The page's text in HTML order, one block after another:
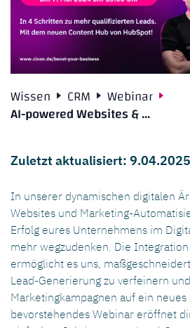
Wissen CRM Webinar
AI-powered Websites & ...
Zuletzt aktualisiert: 9.04.2025
In unserer dynamischen digitalen
Websites und Marketing-
Erfolg eures Unternehmens im
mehr wegzudenken. Die
ermöglicht es uns,
Lead-Generierung zu verfeinern
Marketingkampagnen auf ein
bevorstehendes Webinar eröffnet